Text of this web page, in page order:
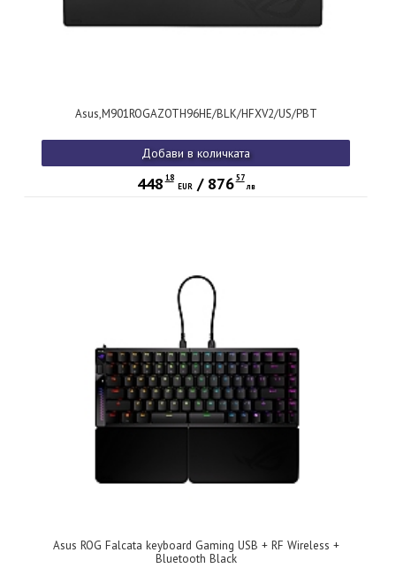
Asus,M901ROGAZOTH96HE/BLK/HFXV2/US/PBT
Добави в количката
448 18
EUR/ 876 57
лв
Asus ROG Falcata keyboard Gaming USB + RF Wireless +
Bluetooth Black